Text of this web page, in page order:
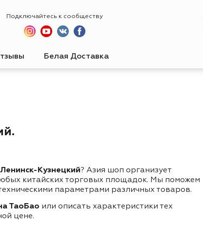
Подключайтесь к сообществу
Белая Доставка
Кузнецкий? Азия шоп организует
китайских торговых площадок. Мы поможем
параметрами различных товаров.
ТаоБао или описать характеристики тех
цене.